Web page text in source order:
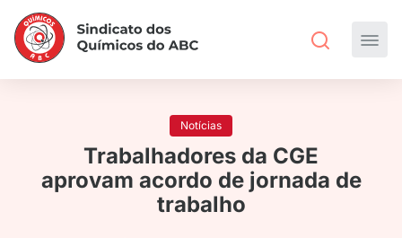
Notícias
Trabalhadores da CGE
aprovam acordo de jornada de
trabalho